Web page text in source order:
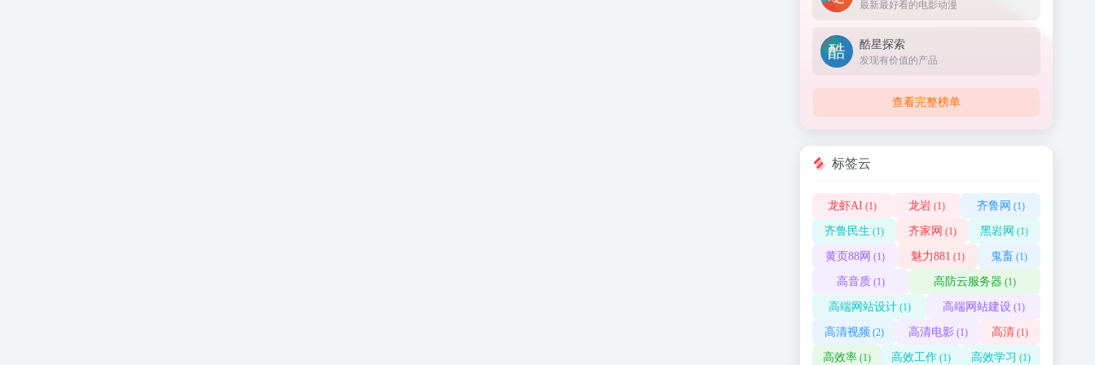
最新最好看的电影动漫
酷星探索
发现有价值的产品
查看完整榜单
标签云
龙虾AI (1) 龙岩 (1) 齐鲁网 (1)
齐鲁民生 (1) 齐家网 (1) 黑岩网 (1)
黄页88网 (1) 魅力881 (1) 鬼畜 (1)
高音质 (1) 高防云服务器 (1)
高端网站设计(1) 高端网站建设(1)
高清视频 (2) 高清电影 (1) 高清 (1)
高效率(1) 高效工作(1) 高效学习 (1)